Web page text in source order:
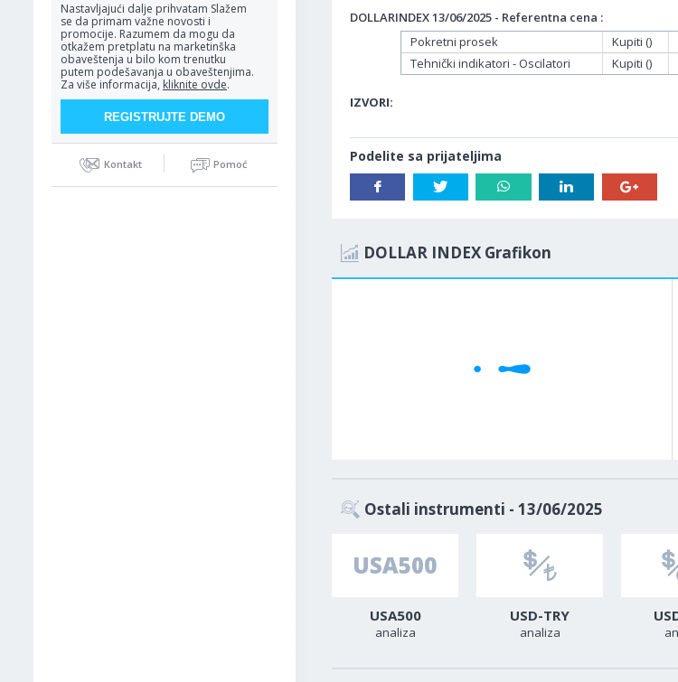
Nastavljajući dalje prihvatam Slažem
se da primam važne novosti i
promocije. Razumem da mogu da
otkažem pretplatu na marketinška
obaveštenja u bilo kom trenutku
putem podešavanja u obaveštenjima.
Za više informacija, kliknite ovde.
Kontakt Pomoć
DOLLARINDEX 13/06/2025 - Referentna cena :
Pokretni prosek
Kupiti ()
Tehnički indikatori - Oscilatori
Kupiti ()
IZVORI:
Podelite sa prijateljima
DOLLAR INDEX Grafikon
Ostali instrumenti - 13/06/2025
USA500
analiza
USD-TRY
analiza